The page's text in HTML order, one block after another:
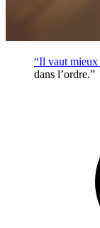
“Il vaut mieux
dans l’ordre.”